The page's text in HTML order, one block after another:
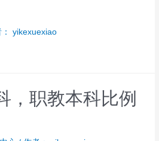
yikexuexiao
，职教本科比例